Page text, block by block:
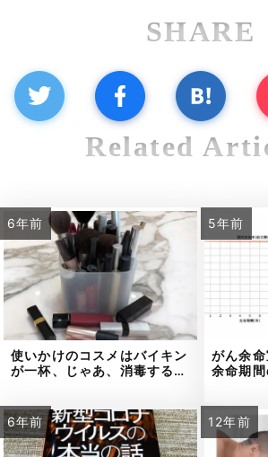
SHARE
Related
6年前
使いかけのコスメはバイキン
が一杯、じゃあ、消毒する…
5年前
がん余
余命期
6年前 12年前